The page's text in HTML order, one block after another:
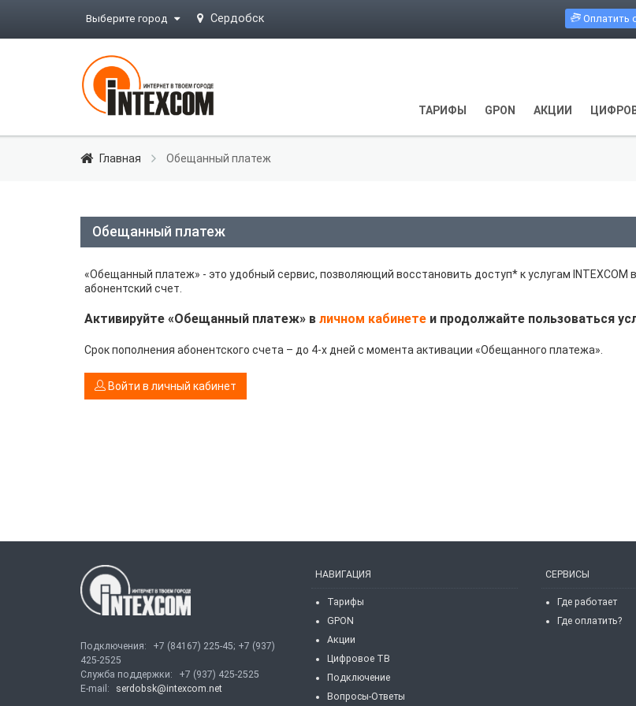
Выберите город Сердобск Оплатить
ТАРИФЫ GPON АКЦИИ
Главная Обещанный платеж
Обещанный платеж
«Обещанный платеж» - это удобный сервис, позволяющий восстановить доступ* к услугам
абонентский счет.
Активируйте «Обещанный платеж» в личном кабинете и продолжайте пользоваться
Срок пополнения абонентского счета – до 4-х дней с момента активации «Обещанного платежа».
Войти в личный кабинет
Подключения:
+7 (84167) 225-45; +7 (937)
425-2525
Служба поддержки:
+7 (937) 425-2525
E-mail:
serdobsk@intexcom.net
НАВИГАЦИЯ
Тарифы
GPON
Акции
Цифровое ТВ
Подключение
Вопросы-Ответы
СЕРВИСЫ
Где работает
Где оплатить?